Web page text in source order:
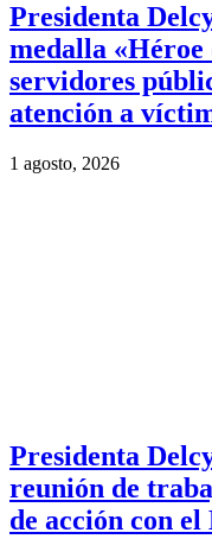
Presidenta
medalla «Héroe
servidores
atención a
1 agosto, 2026
Presidenta
reunión de
de acción con